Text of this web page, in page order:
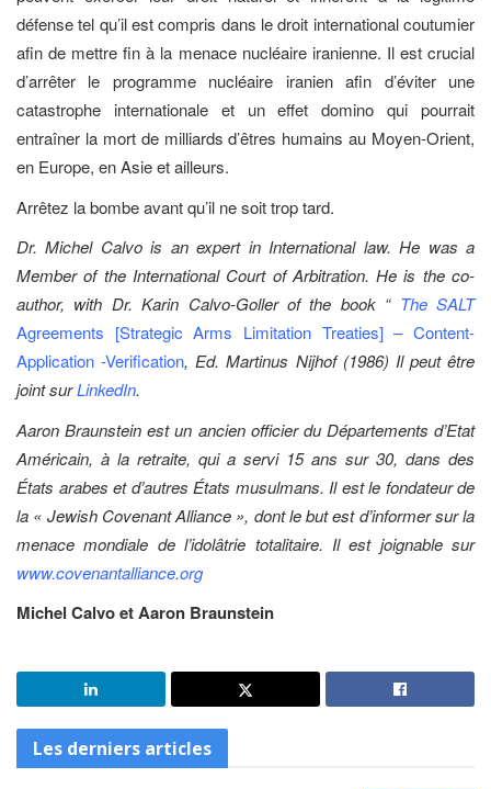
défense tel qu’il est compris dans le droit international coutumier
afin de mettre fin à la menace nucléaire iranienne. Il est crucial
d’arrêter le programme nucléaire iranien afin d’éviter une
catastrophe internationale et un effet domino qui pourrait
entraîner la mort de milliards d’êtres humains au Moyen-Orient,
en Europe, en Asie et ailleurs.
Arrêtez la bombe avant qu’il ne soit trop tard.
Dr. Michel Calvo is an expert in International law. He was a
Member of the International Court of Arbitration. He is the co-
author, with Dr. Karin Calvo-Goller of the book “ The SALT
Agreements [Strategic Arms Limitation Treaties] – Content-
Application -Verification, Ed. Martinus Nijhof (1986) Il peut être
joint surLinkedIn.
Aaron Braunstein est un ancien officier du Départements d’Etat
Américain, à la retraite, qui a servi 15 ans sur 30, dans des
États arabes et d’autres États musulmans. Il est le fondateur de
la « Jewish Covenant Alliance », dont le but est d’informer sur la
menace mondiale de l’idolâtrie totalitaire. Il est joignable sur
www.covenantalliance.org
Michel Calvo et Aaron Braunstein
Les derniers articles